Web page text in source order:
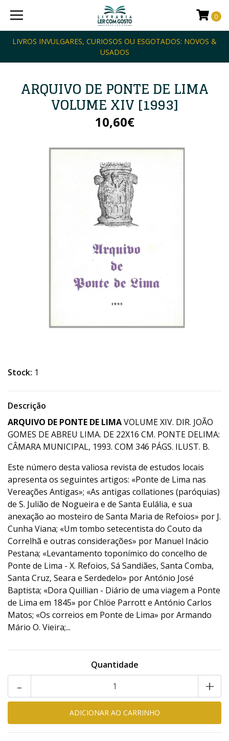
LIVROS INVULGARES, CURIOSOS OU ESGOTADOS: NOVOS &
USADOS
0
ARQUIVO DE PONTE DE LIMA
VOLUME XIV [1993]
10,60€
Stock: 1
Descrição
ARQUIVO DE PONTE DE LIMAVOLUME XIV. DIR. JOÃO
GOMES DE ABREU LIMA. DE 22X16 CM. PONTE DELIMA:
CÂMARA MUNICIPAL, 1993. COM 346 PÁGS. ILUST. B.
Este número desta valiosa revista de estudos locais
apresenta os seguintes artigos: «Ponte de Lima nas
Vereações Antigas»; «As antigas collationes (paróquias)
de S. Julião de Nogueira e de Santa Eulália, e sua
anexação ao mosteiro de Santa Maria de Refoios» por J.
Cunha Viana; «Um tombo setecentista do Couto da
Correlhã e outras considerações» por Manuel Inácio
Pestana; «Levantamento toponímico do concelho de
Ponte de Lima - X. Refoios, Sá Sandiães, Santa Comba,
Santa Cruz, Seara e Serdedelo» por António José
Baptista; «Dora Quillian - Diário de uma viagem a Ponte
de Lima em 1845» por Chlöe Parrott e António Carlos
Matos; «Os correios em Ponte de Lima» por Armando
Mário O. Vieira;...
Quantidade
+
-